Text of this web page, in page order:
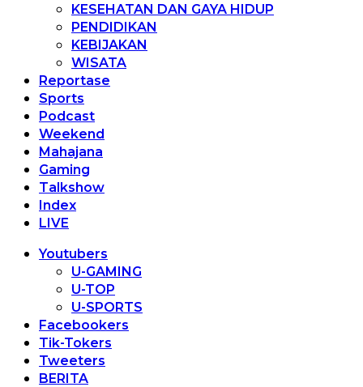
KESEHATAN DAN GAYA HIDUP
PENDIDIKAN
KEBIJAKAN
WISATA
Reportase
Sports
Podcast
Weekend
Mahajana
Gaming
Talkshow
Index
LIVE
Youtubers
U-GAMING
U-TOP
U-SPORTS
Facebookers
Tik-Tokers
Tweeters
BERITA